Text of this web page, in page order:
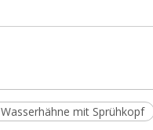
Wasserhähne mit Sprühkopf